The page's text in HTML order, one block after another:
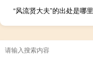
“风流贤大夫”的出处是哪里